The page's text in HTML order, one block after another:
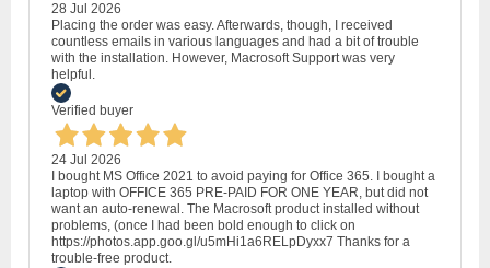
28 Jul 2026
Placing the order was easy. Afterwards, though, I received
countless emails in various languages and had a bit of trouble
with the installation. However, Macrosoft Support was very
helpful.
Verified buyer
24 Jul 2026
I bought MS Office 2021 to avoid paying for Office 365. I bought a
laptop with OFFICE 365 PRE-PAID FOR ONE YEAR, but did not
want an auto-renewal. The Macrosoft product installed without
problems, (once I had been bold enough to click on
https://photos.app.goo.gl/u5mHi1a6RELpDyxx7 Thanks for a
trouble-free product.